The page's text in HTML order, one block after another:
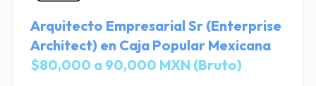
Arquitecto Empresarial Sr (Enterprise
Architect) en Caja Popular Mexicana
$80,000 a 90,000 MXN (Bruto)